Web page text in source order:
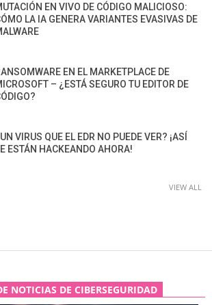
EN VIVO DE CÓDIGO MALICIOSO:
LA IA GENERA VARIANTES EVASIVAS DE
EN EL MARKETPLACE DE
– ¿ESTÁ SEGURO TU EDITOR DE
VIRUS QUE EL EDR NO PUEDE VER? ¡ASÍ
ESTÁN HACKEANDO AHORA!
VIEW ALL
NOTICIAS DE CIBERSEGURIDAD